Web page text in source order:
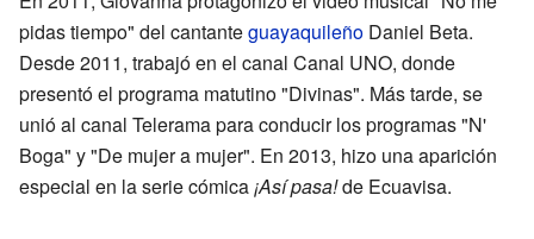
pidas tiempo" del cantanteguayaquileño Daniel Beta.
Desde 2011, trabajó en el canal Canal UNO, donde
presentó el programa matutino "Divinas". Más tarde, se
unió al canal Telerama para conducir los programas "N'
Boga" y "De mujer a mujer". En 2013, hizo una aparición
especial en la serie cómica¡Así pasa!de Ecuavisa.